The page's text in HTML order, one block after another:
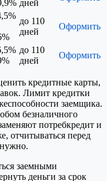
дней
до 110
дней
Оформить
до 110
дней
Оформить
кредитные карты,
Лимит кредитки
заемщика.
безналичного
потребкредит и
отчитываться перед
заемными
деньги за срок